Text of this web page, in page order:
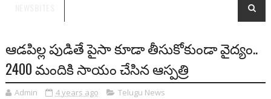
ఆడపిల్ల పుడితే పైసా కూడా తీసుకోకుండా వైద్యం..
2400 మందికి సాయం చేసిన ఆస్పత్రి
Admin 4 years ago Telugu News